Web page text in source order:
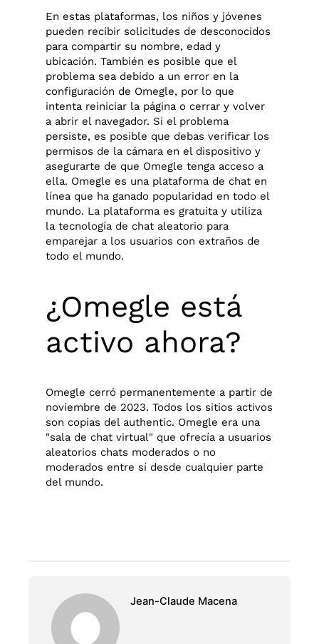
En estas plataformas, los niños y jóvenes
pueden recibir solicitudes de desconocidos
para compartir su nombre, edad y
ubicación. También es posible que el
problema sea debido a un error en la
configuración de Omegle, por lo que
intenta reiniciar la página o cerrar y volver
a abrir el navegador. Si el problema
persiste, es posible que debas verificar los
permisos de la cámara en el dispositivo y
asegurarte de que Omegle tenga acceso a
ella. Omegle es una plataforma de chat en
línea que ha ganado popularidad en todo el
mundo. La plataforma es gratuita y utiliza
la tecnología de chat aleatorio para
emparejar a los usuarios con extraños de
todo el mundo.
¿Omegle está
activo ahora?
Omegle cerró permanentemente a partir de
noviembre de 2023. Todos los sitios activos
son copias del authentic. Omegle era una
"sala de chat virtual" que ofrecía a usuarios
aleatorios chats moderados o no
moderados entre sí desde cualquier parte
del mundo.
Jean-Claude Macena